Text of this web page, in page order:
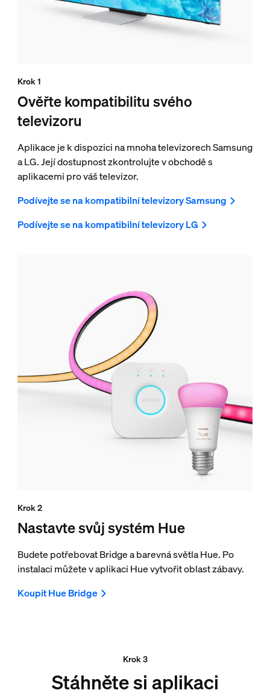
Krok 1
Ověřte kompatibilitu svého
televizoru
Aplikace je k dispozici na mnoha televizorech Samsung
a LG. Její dostupnost zkontrolujte v obchodě s
aplikacemi pro váš televizor.
Podívejte se na kompatibilní televizory Samsung
Podívejte se na kompatibilní televizory LG
Krok 2
Nastavte svůj systém Hue
Budete potřebovat Bridge a barevná světla Hue. Po
instalaci můžete v aplikaci Hue vytvořit oblast zábavy.
Koupit Hue Bridge
Krok 3
Stáhněte si aplikaci